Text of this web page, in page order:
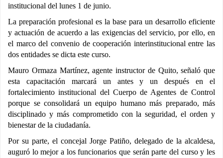
institucional del lunes 1 de junio.
La preparación profesional es la base para un desarrollo eficiente
y actuación de acuerdo a las exigencias del servicio, por ello, en
el marco del convenio de cooperación interinstitucional entre las
dos entidades se dicta este curso.
Mauro Ormaza Martínez, agente instructor de Quito, señaló que
esta capacitación marcará un antes y un después en el
fortalecimiento institucional del Cuerpo de Agentes de Control
porque se consolidará un equipo humano más preparado, más
disciplinado y más comprometido con la seguridad, el orden y
bienestar de la ciudadanía.
Por su parte, el concejal Jorge Patiño, delegado de la alcaldesa,
auguró lo mejor a los funcionarios que serán parte del curso y les